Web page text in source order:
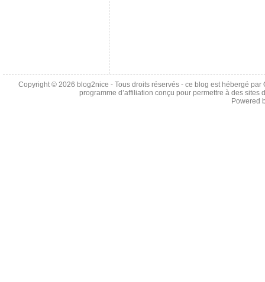
Copyright © 2026 blog2nice - Tous droits réservés - ce blog est hébergé
programme d’affiliation conçu pour permettre à des
Powered